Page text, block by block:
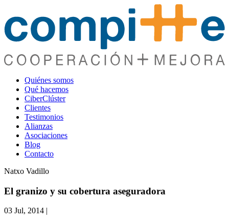
Quiénes somos
Qué hacemos
CiberClúster
Clientes
Testimonios
Alianzas
Asociaciones
Blog
Contacto
Natxo Vadillo
El granizo y su cobertura aseguradora
03 Jul, 2014 |